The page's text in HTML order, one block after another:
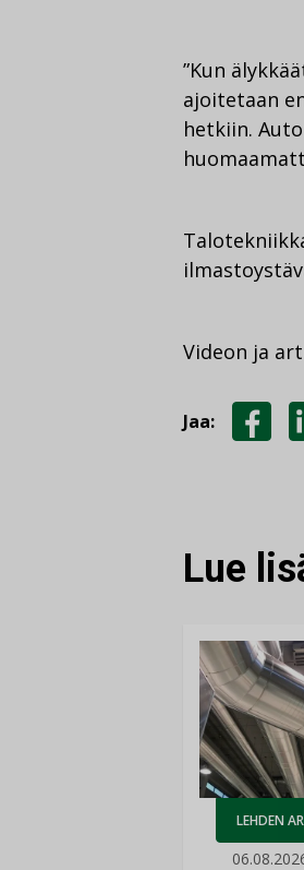
”Kun
ajoitetaan
hetkiin.
Videon ja
Jaa:
Lue
LEHDEN